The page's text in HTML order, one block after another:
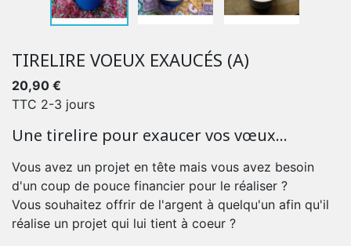
TIRELIRE VOEUX EXAUCÉS (A)
20,90 €
TTC 2-3 jours
Une tirelire pour exaucer vos vœux...
Vous avez un projet en tête mais vous avez besoin
d'un coup de pouce financier pour le réaliser ?
Vous souhaitez offrir de l'argent à quelqu'un afin qu'il
réalise un projet qui lui tient à coeur ?